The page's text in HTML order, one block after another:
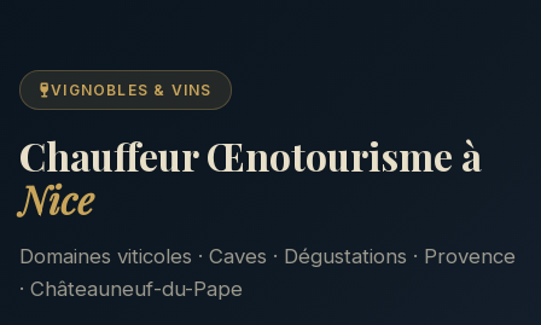
VIGNOBLES & VINS
Chauffeur Œnotourisme à
Nice
Domaines viticoles · Caves · Dégustations · Provence
· Châteauneuf-du-Pape